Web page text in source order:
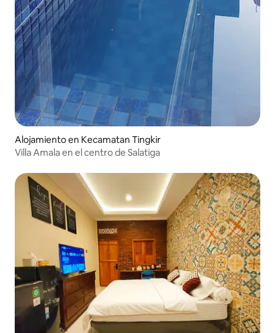
Alojamiento en Kecamatan Tingkir
Villa Amala en el centro de Salatiga